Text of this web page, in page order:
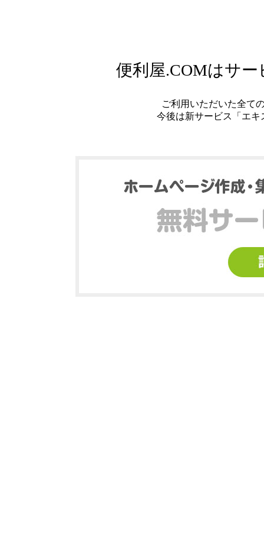
便利屋.COMはサ
ご利用いただいた全て
今後は新サービス「エ